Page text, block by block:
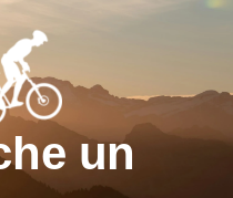
un